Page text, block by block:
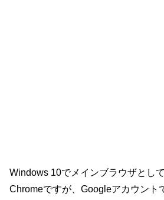
Windows 10でメインブラウザとし
Chromeですが、Googleアカウント